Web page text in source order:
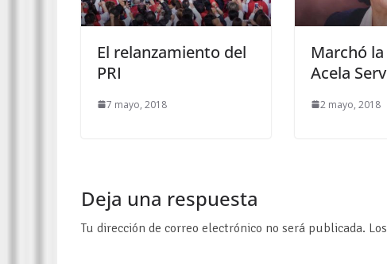
El relanzamiento del
PRI
7 mayo, 2018
Marchó
Acela
2 mayo, 2018
Deja una respuesta
Tu dirección de correo electrónico no será publicada.